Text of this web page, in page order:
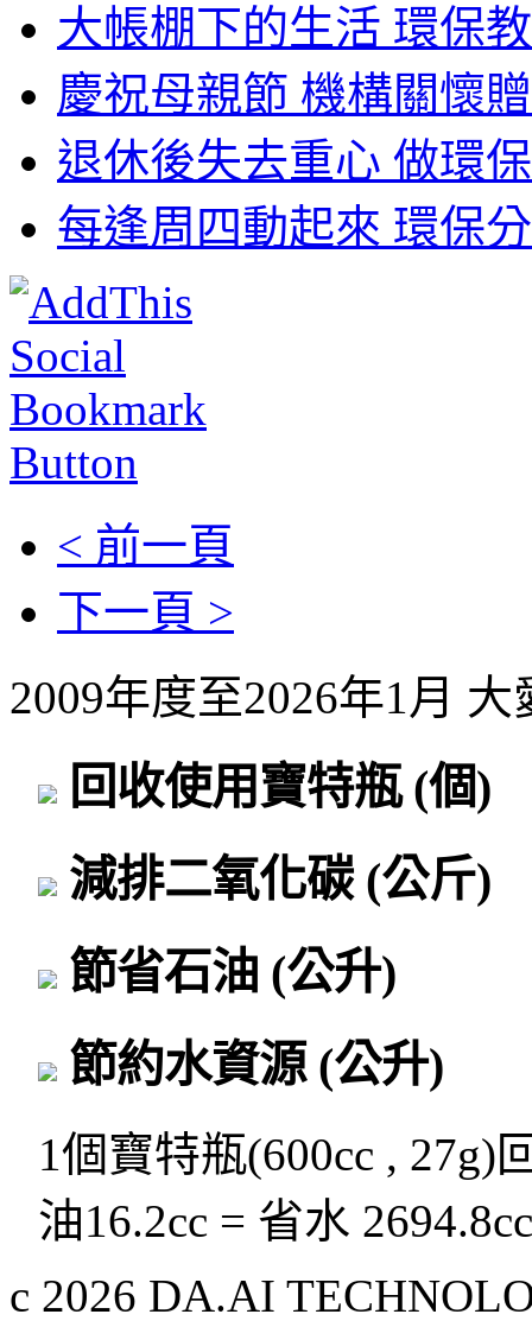
大帳棚下的生活 環保
慶祝母親節 機構關懷
退休後失去重心 做環
每逢周四動起來 環保
< 前一頁
下一頁 >
2009年度至2026年1月
回收使用寶特瓶 (個)
減排二氧化碳 (公斤)
節省石油 (公升)
節約水資源 (公升)
1個寶特瓶(600cc , 27g)
油16.2cc = 省水
c 2026 DA.AI